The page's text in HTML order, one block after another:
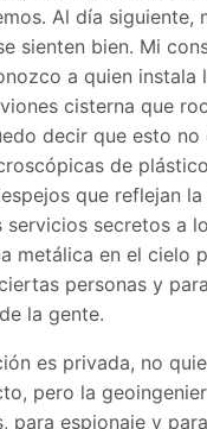
Al día siguiente,
sienten bien. Mi
a quien instala
cisterna que
decir que esto no
de
que reflejan
servicios secretos a
metálica en el cielo
personas y
la gente.
es privada, no
pero la
para espionaje y